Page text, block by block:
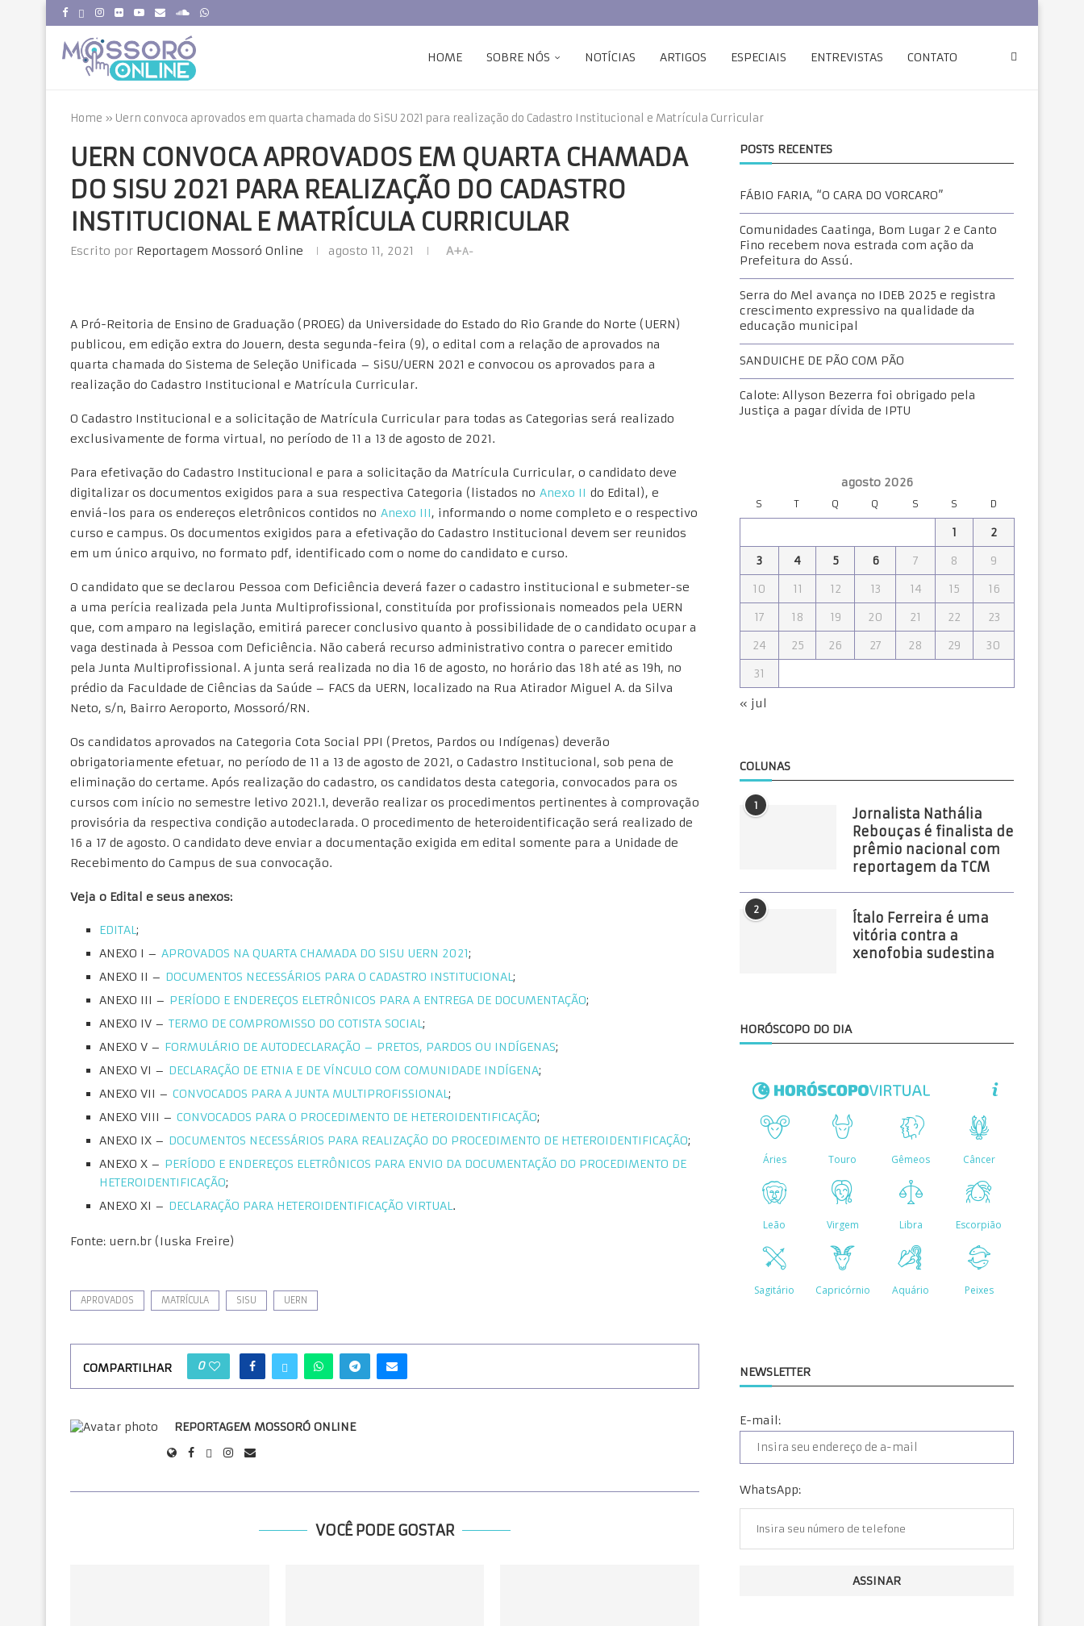
HOME SOBRE NÓS NOTÍCIAS ARTIGOS ESPECIAIS ENTREVISTAS CONTATO
Home » Uern convoca aprovados em quarta chamada do SiSU 2021 para realização do Cadastro Institucional e Matrícula Curricular
UERN CONVOCA APROVADOS EM QUARTA CHAMADA
DO SISU 2021 PARA REALIZAÇÃO DO CADASTRO
INSTITUCIONAL E MATRÍCULA CURRICULAR
Escrito por Reportagem Mossoró Online agosto 11, 2021 A+A-
A Pró-Reitoria de Ensino de Graduação (PROEG) da Universidade do Estado do Rio Grande do Norte (UERN)
publicou, em edição extra do Jouern, desta segunda-feira (9), o edital com a relação de aprovados na
quarta chamada do Sistema de Seleção Unificada – SiSU/UERN 2021 e convocou os aprovados para a
realização do Cadastro Institucional e Matrícula Curricular.
O Cadastro Institucional e a solicitação de Matrícula Curricular para todas as Categorias será realizado
exclusivamente de forma virtual, no período de 11 a 13 de agosto de 2021.
Para efetivação do Cadastro Institucional e para a solicitação da Matrícula Curricular, o candidato deve
digitalizar os documentos exigidos para a sua respectiva Categoria (listados no Anexo II do Edital), e
enviá-los para os endereços eletrônicos contidos no Anexo III, informando o nome completo e o respectivo
curso e campus. Os documentos exigidos para a efetivação do Cadastro Institucional devem ser reunidos
em um único arquivo, no formato pdf, identificado com o nome do candidato e curso.
O candidato que se declarou Pessoa com Deficiência deverá fazer o cadastro institucional e submeter-se
a uma perícia realizada pela Junta Multiprofissional, constituída por profissionais nomeados pela UERN
que, com amparo na legislação, emitirá parecer conclusivo quanto à possibilidade de o candidato ocupar a
vaga destinada à Pessoa com Deficiência. Não caberá recurso administrativo contra o parecer emitido
pela Junta Multiprofissional. A junta será realizada no dia 16 de agosto, no horário das 18h até as 19h, no
prédio da Faculdade de Ciências da Saúde – FACS da UERN, localizado na Rua Atirador Miguel A. da Silva
Neto, s/n, Bairro Aeroporto, Mossoró/RN.
Os candidatos aprovados na Categoria Cota Social PPI (Pretos, Pardos ou Indígenas) deverão
obrigatoriamente efetuar, no período de 11 a 13 de agosto de 2021, o Cadastro Institucional, sob pena de
eliminação do certame. Após realização do cadastro, os candidatos desta categoria, convocados para os
cursos com início no semestre letivo 2021.1, deverão realizar os procedimentos pertinentes à comprovação
provisória da respectiva condição autodeclarada. O procedimento de heteroidentificação será realizado de
16 a 17 de agosto. O candidato deve enviar a documentação exigida em edital somente para a Unidade de
Recebimento do Campus de sua convocação.
Veja o Edital e seus anexos:
EDITAL;
ANEXO I – APROVADOS NA QUARTA CHAMADA DO SISU UERN 2021;
ANEXO II – DOCUMENTOS NECESSÁRIOS PARA O CADASTRO INSTITUCIONAL;
ANEXO III – PERÍODO E ENDEREÇOS ELETRÔNICOS PARA A ENTREGA DE DOCUMENTAÇÃO;
ANEXO IV – TERMO DE COMPROMISSO DO COTISTA SOCIAL;
ANEXO V – FORMULÁRIO DE AUTODECLARAÇÃO – PRETOS, PARDOS OU INDÍGENAS;
ANEXO VI – DECLARAÇÃO DE ETNIA E DE VÍNCULO COM COMUNIDADE INDÍGENA;
ANEXO VII – CONVOCADOS PARA A JUNTA MULTIPROFISSIONAL;
ANEXO VIII – CONVOCADOS PARA O PROCEDIMENTO DE HETEROIDENTIFICAÇÃO;
ANEXO IX – DOCUMENTOS NECESSÁRIOS PARA REALIZAÇÃO DO PROCEDIMENTO DE HETEROIDENTIFICAÇÃO;
ANEXO X – PERÍODO E ENDEREÇOS ELETRÔNICOS PARA ENVIO DA DOCUMENTAÇÃO DO PROCEDIMENTO DE
HETEROIDENTIFICAÇÃO;
ANEXO XI – DECLARAÇÃO PARA HETEROIDENTIFICAÇÃO VIRTUAL.
Fonte: uern.br (Iuska Freire)
APROVADOS MATRÍCULA SISU UERN
COMPARTILHAR 0
REPORTAGEM MOSSORÓ ONLINE
VOCÊ PODE GOSTAR
POSTS RECENTES
FÁBIO FARIA, “O CARA DO VORCARO”
Comunidades Caatinga, Bom Lugar 2 e Canto
Fino recebem nova estrada com ação da
Prefeitura do Assú.
Serra do Mel avança no IDEB 2025 e registra
crescimento expressivo na qualidade da
educação municipal
SANDUICHE DE PÃO COM PÃO
Calote: Allyson Bezerra foi obrigado pela
Justiça a pagar dívida de IPTU
agosto 2026
S T Q Q S S D
1
2
3
4 5 6 7 8
9
10
11 12 13 14 15
16
17
18 19 20 21 22
23
24
25 26 27 28 29
30
31
« jul
COLUNAS
1
Jornalista Nathália
Rebouças é finalista de
prêmio nacional com
reportagem da TCM
2
Ítalo Ferreira é uma
vitória contra a
xenofobia sudestina
HORÓSCOPO DO DIA
NEWSLETTER
E-mail:
WhatsApp: